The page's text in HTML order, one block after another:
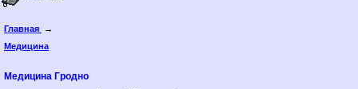
Главная
→
Медицина
Медицина Гродно